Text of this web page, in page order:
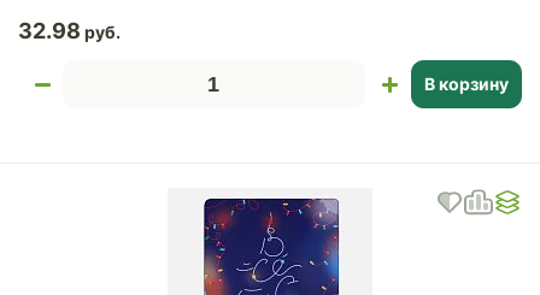
32.98
В корзину